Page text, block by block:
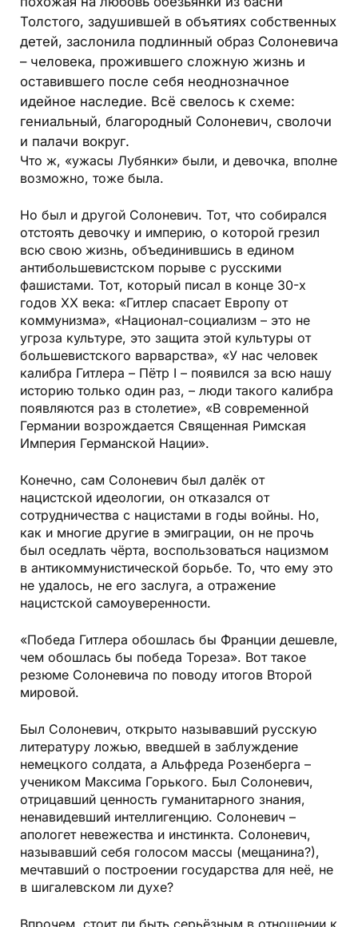
Толстого, задушившей в объятиях собственных
детей, заслонила подлинный образ Солоневича
– человека, прожившего сложную жизнь и
оставившего после себя неоднозначное
идейное наследие. Всё свелось к схеме:
гениальный, благородный Солоневич, сволочи
и палачи вокруг.
Что ж, «ужасы Лубянки» были, и девочка, вполне
возможно, тоже была.
Но был и другой Солоневич. Тот, что собирался
отстоять девочку и империю, о которой грезил
всю свою жизнь, объединившись в едином
антибольшевистском порыве с русскими
фашистами. Тот, который писал в конце 30-х
годов XX века: «Гитлер спасает Европу от
коммунизма», «Национал-социализм – это не
угроза культуре, это защита этой культуры от
большевистского варварства», «У нас человек
калибра Гитлера – Пётр I – появился за всю нашу
историю только один раз, – люди такого калибра
появляются раз в столетие», «В современной
Германии возрождается Священная Римская
Империя Германской Нации».
Конечно, сам Солоневич был далёк от
нацистской идеологии, он отказался от
сотрудничества с нацистами в годы войны. Но,
как и многие другие в эмиграции, он не прочь
был оседлать чёрта, воспользоваться нацизмом
в антикоммунистической борьбе. То, что ему это
не удалось, не его заслуга, а отражение
нацистской самоуверенности.
«Победа Гитлера обошлась бы Франции дешевле,
чем обошлась бы победа Тореза». Вот такое
резюме Солоневича по поводу итогов Второй
мировой.
Был Солоневич, открыто называвший русскую
литературу ложью, введшей в заблуждение
немецкого солдата, а Альфреда Розенберга –
учеником Максима Горького. Был Солоневич,
отрицавший ценность гуманитарного знания,
ненавидевший интеллигенцию. Солоневич –
апологет невежества и инстинкта. Солоневич,
называвший себя голосом массы (мещанина?),
мечтавший о построении государства для неё, не
в шигалевском ли духе?
Впрочем, стоит ли быть серьёзным в отношении к